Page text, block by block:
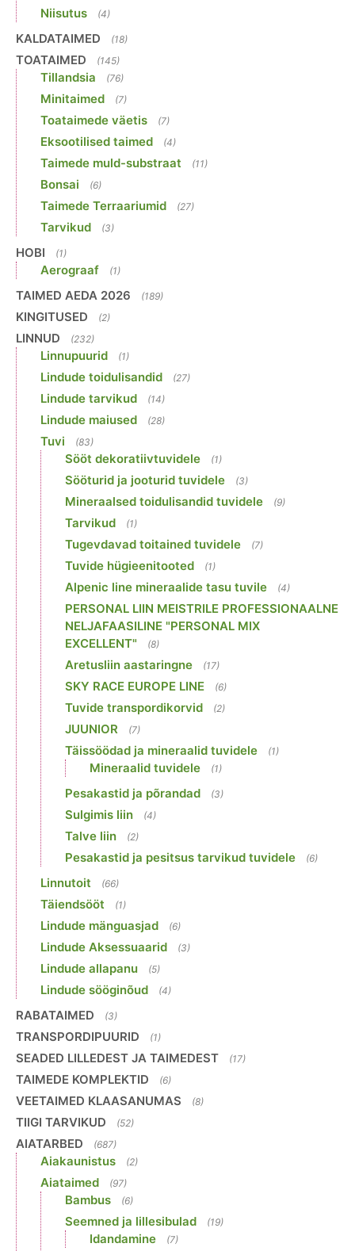
Niisutus (4)
KALDATAIMED (18)
TOATAIMED (145)
Tillandsia (76)
Minitaimed (7)
Toataimede väetis (7)
Eksootilised taimed (4)
Taimede muld-substraat (11)
Bonsai (6)
Taimede Terraariumid (27)
Tarvikud (3)
HOBI (1)
Aerograaf (1)
TAIMED AEDA 2026 (189)
KINGITUSED (2)
LINNUD (232)
Linnupuurid (1)
Lindude toidulisandid (27)
Lindude tarvikud (14)
Lindude maiused (28)
Tuvi (83)
Sööt dekoratiivtuvidele (1)
Sööturid ja jooturid tuvidele (3)
Mineraalsed toidulisandid tuvidele (9)
Tarvikud (1)
Tugevdavad toitained tuvidele (7)
Tuvide hügieenitooted (1)
Alpenic line mineraalide tasu tuvile (4)
PERSONAL LIIN MEISTRILE PROFESSIONAALNE
NELJAFAASILINE "PERSONAL MIX
EXCELLENT"
(8)
Aretusliin aastaringne (17)
SKY RACE EUROPE LINE (6)
Tuvide transpordikorvid (2)
JUUNIOR (7)
Täissöödad ja mineraalid tuvidele (1)
Mineraalid tuvidele (1)
Pesakastid ja põrandad (3)
Sulgimis liin (4)
Talve liin (2)
Pesakastid ja pesitsus tarvikud tuvidele (6)
Linnutoit (66)
Täiendsööt (1)
Lindude mänguasjad (6)
Lindude Aksessuaarid (3)
Lindude allapanu (5)
Lindude sööginõud (4)
RABATAIMED (3)
TRANSPORDIPUURID (1)
SEADED LILLEDEST JA TAIMEDEST (17)
TAIMEDE KOMPLEKTID (6)
VEETAIMED KLAASANUMAS (8)
TIIGI TARVIKUD (52)
AIATARBED (687)
Aiakaunistus (2)
Aiataimed (97)
Bambus (6)
Seemned ja lillesibulad (19)
Idandamine (7)